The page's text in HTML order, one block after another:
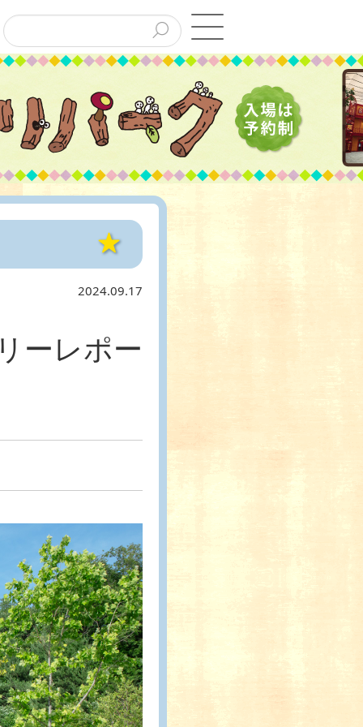
2024.09.17
レポー